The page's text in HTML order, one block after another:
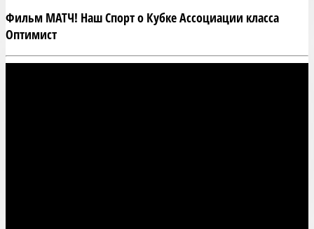
Фильм МАТЧ! Наш Спорт о Кубке Ассоциации класса
Оптимист